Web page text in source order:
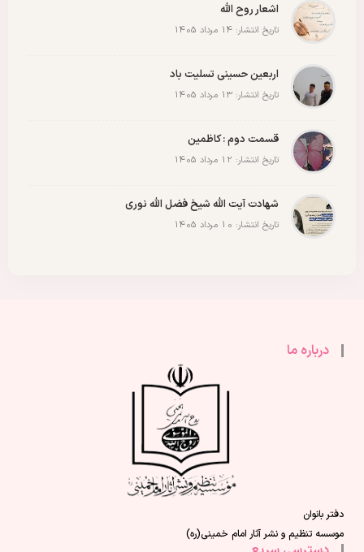
اشعار روح الله
تاریخ انتشار: 14 مرداد 1405
اربعین حسینی تسلیت باد
تاریخ انتشار: 13 مرداد 1405
قسمت دوم : کاظمین
تاریخ انتشار: 12 مرداد 1405
شهادت آیت الله شیخ فضل الله نوری
تاریخ انتشار: 10 مرداد 1405
درباره ما
دفتر بانوان
موسسه تنظیم و نشر آثار امام خمینی(ره)